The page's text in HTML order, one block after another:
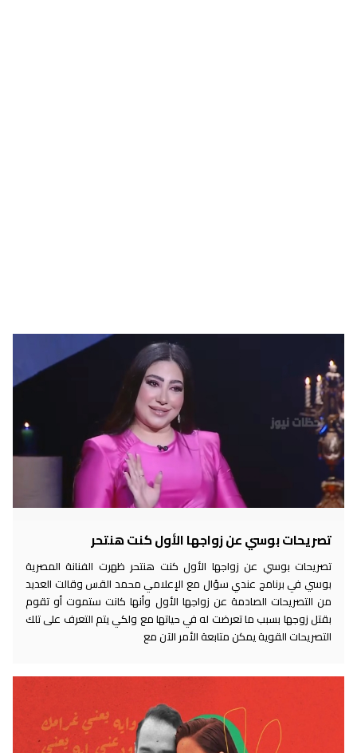
تصريحات بوسي عن زواجها الأول كنت هنتحر
تصريحات بوسي عن زواجها الأول كنت هنتحر ظهرت الفنانة المصرية
بوسي في برنامج عندي سؤال مع الإعلامي محمد القس وقالت العديد
من التصريحات الصادمة عن زواجها الأول وأنها كانت ستموت أو تقوم
بقتل زوجها بسبب ما تعرضت له في حياتها مع ولكي يتم التعرف على تلك
التصريحات القوية يمكن متابعة الأمر الآن مع